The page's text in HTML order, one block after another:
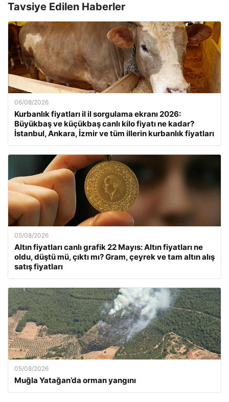
Tavsiye Edilen Haberler
06/08/2026
Kurbanlık fiyatları il il sorgulama ekranı 2026:
Büyükbaş ve küçükbaş canlı kilo fiyatı ne kadar?
İstanbul, Ankara, İzmir ve tüm illerin kurbanlık fiyatları
05/08/2026
Altın fiyatları canlı grafik 22 Mayıs: Altın fiyatları ne
oldu, düştü mü, çıktı mı? Gram, çeyrek ve tam altın alış
satış fiyatları
05/08/2026
Muğla Yatağan’da orman yangını